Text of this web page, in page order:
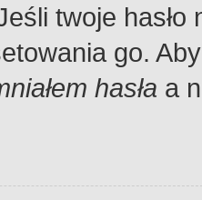
twoje
go.
hasła a